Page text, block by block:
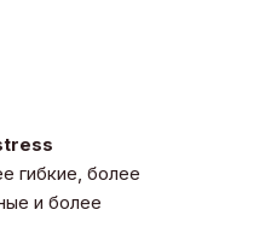
гибкие, более
и более